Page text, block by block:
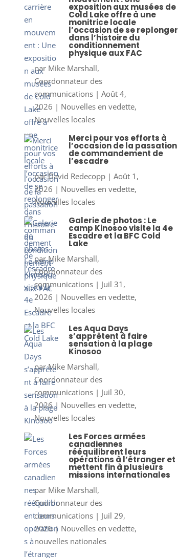
exposition aux musées de
Cold Lake offre à une
monitrice locale
l’occasion de se replonger
dans l’histoire du
conditionnement
physique aux FAC
par Mike Marshall,
Coordonnateur des
communications| Août 4,
2026 | Nouvelles en vedette,
Nouvelles locales
Merci pour vos efforts à
l’occasion de la passation
de commandement de
l’escadre
parDavid Redecopp| Août 1,
2026 | Nouvelles en vedette,
Nouvelles locales
Galerie de photos : Le
camp Kinosoo visite la 4e
Escadre et la BFC Cold
Lake
parMike Marshall,
Coordonnateur des
communications| Juil 31,
2026 | Nouvelles en vedette,
Nouvelles locales
Les Aqua Days
s’apprêtent à faire
sensation à la plage
Kinosoo
parMike Marshall,
Coordonnateur des
communications| Juil 30,
2026| Nouvelles en vedette,
Nouvelles locales
Les Forces armées
canadiennes
rééquilibrent leurs
opérations à l’étranger et
mettent fin à plusieurs
missions internationales
par Mike Marshall,
Coordonnateur des
communications| Juil 29,
2026| Nouvelles en vedette,
nouvelles nationales